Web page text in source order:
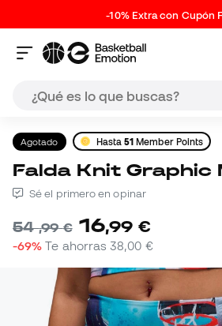
-10% Extra con Cupón
Agotado Hasta51 Member Points
Falda Knit Graphic
Sé el primero en opinar
54,99 € 16,99 €
-69% Te ahorras38,00 €